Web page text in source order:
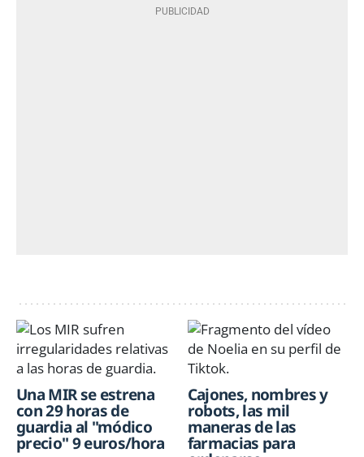
Una MIR se estrena
con 29 horas de
guardia al "módico
precio" 9 euros/hora
Cajones, nombres y
robots, las mil
maneras de las
farmacias para